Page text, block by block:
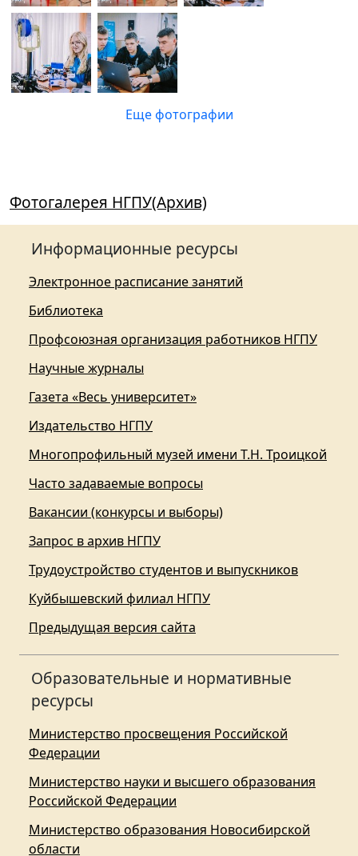
Еще фотографии
Фотогалерея НГПУ(Архив)
Информационные ресурсы
Электронное расписание занятий
Библиотека
Профсоюзная организация работников НГПУ
Научные журналы
Газета «Весь университет»
Издательство НГПУ
Многопрофильный музей имени Т.Н. Троицкой
Часто задаваемые вопросы
Вакансии (конкурсы и выборы)
Запрос в архив НГПУ
Трудоустройство студентов и выпускников
Куйбышевский филиал НГПУ
Предыдущая версия сайта
Образовательные и нормативные
ресурсы
Министерство просвещения Российской
Федерации
Министерство науки и высшего образования
Российской Федерации
Министерство образования Новосибирской
области